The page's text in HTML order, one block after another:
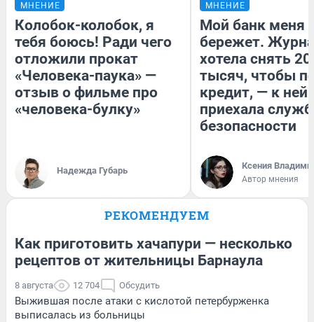
МНЕНИЕ
Колобок-колобок, я
тебя боюсь! Ради чего
отложили прокат
«Человека-паука» —
отзыв о фильме про
«человека-булку»
Надежда Губарь
МНЕНИЕ
Мой банк меня
бережет.
хотела снять
тысяч, чтобы
кредит, — к
приехала
безопасности
Ксения
Автор мнения
РЕКОМЕНДУЕМ
Как приготовить хачапури — несколько
рецептов от жительницы Барнаула
8 августа 12 704 Обсудить
Выжившая после атаки с кислотой петербурженка
выписалась из больницы